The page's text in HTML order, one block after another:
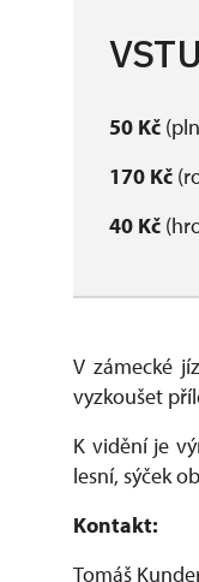
50 Kč
170 Kč
40 Kč
V zámecké
vyzkoušet
K vidění je
lesní, sýček
Kontakt:
Tomáš